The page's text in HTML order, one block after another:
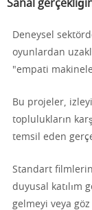
Sanal
Deneysel
oyunlardan
"empati
Bu projeler,
toplulukların
temsil eden
Standart
duyusal katılım
gelmeyi veya